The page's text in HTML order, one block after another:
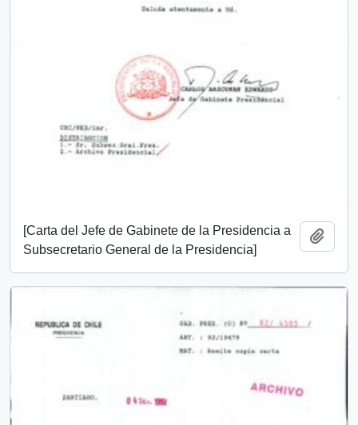
[Carta del Jefe de Gabinete de la Presidencia a
Subsecretario General de la Presidencia]